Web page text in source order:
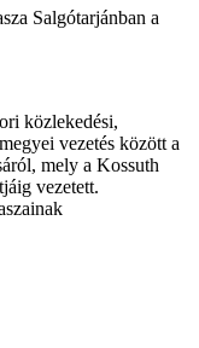
Salgótarjánban a
közlekedési,
vezetés között a
mely a Kossuth
vezetett.